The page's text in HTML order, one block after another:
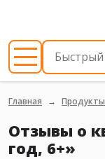
Главная Продукты
Отзывы о
год, 6+»